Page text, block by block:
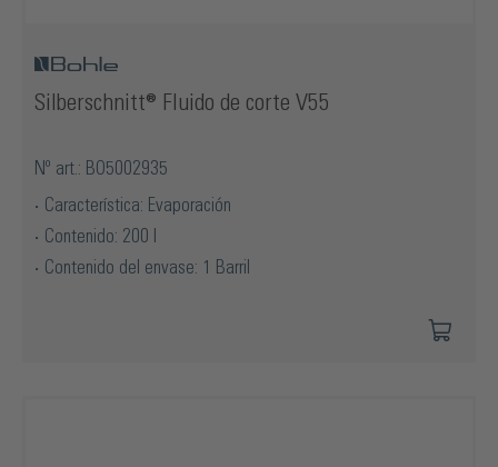
Silberschnitt® Fluido de corte V55
Nº art.: BO5002935
Característica: Evaporación
Contenido: 200 l
Contenido del envase: 1 Barril